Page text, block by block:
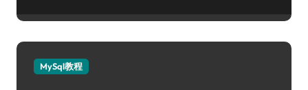
MySql教程